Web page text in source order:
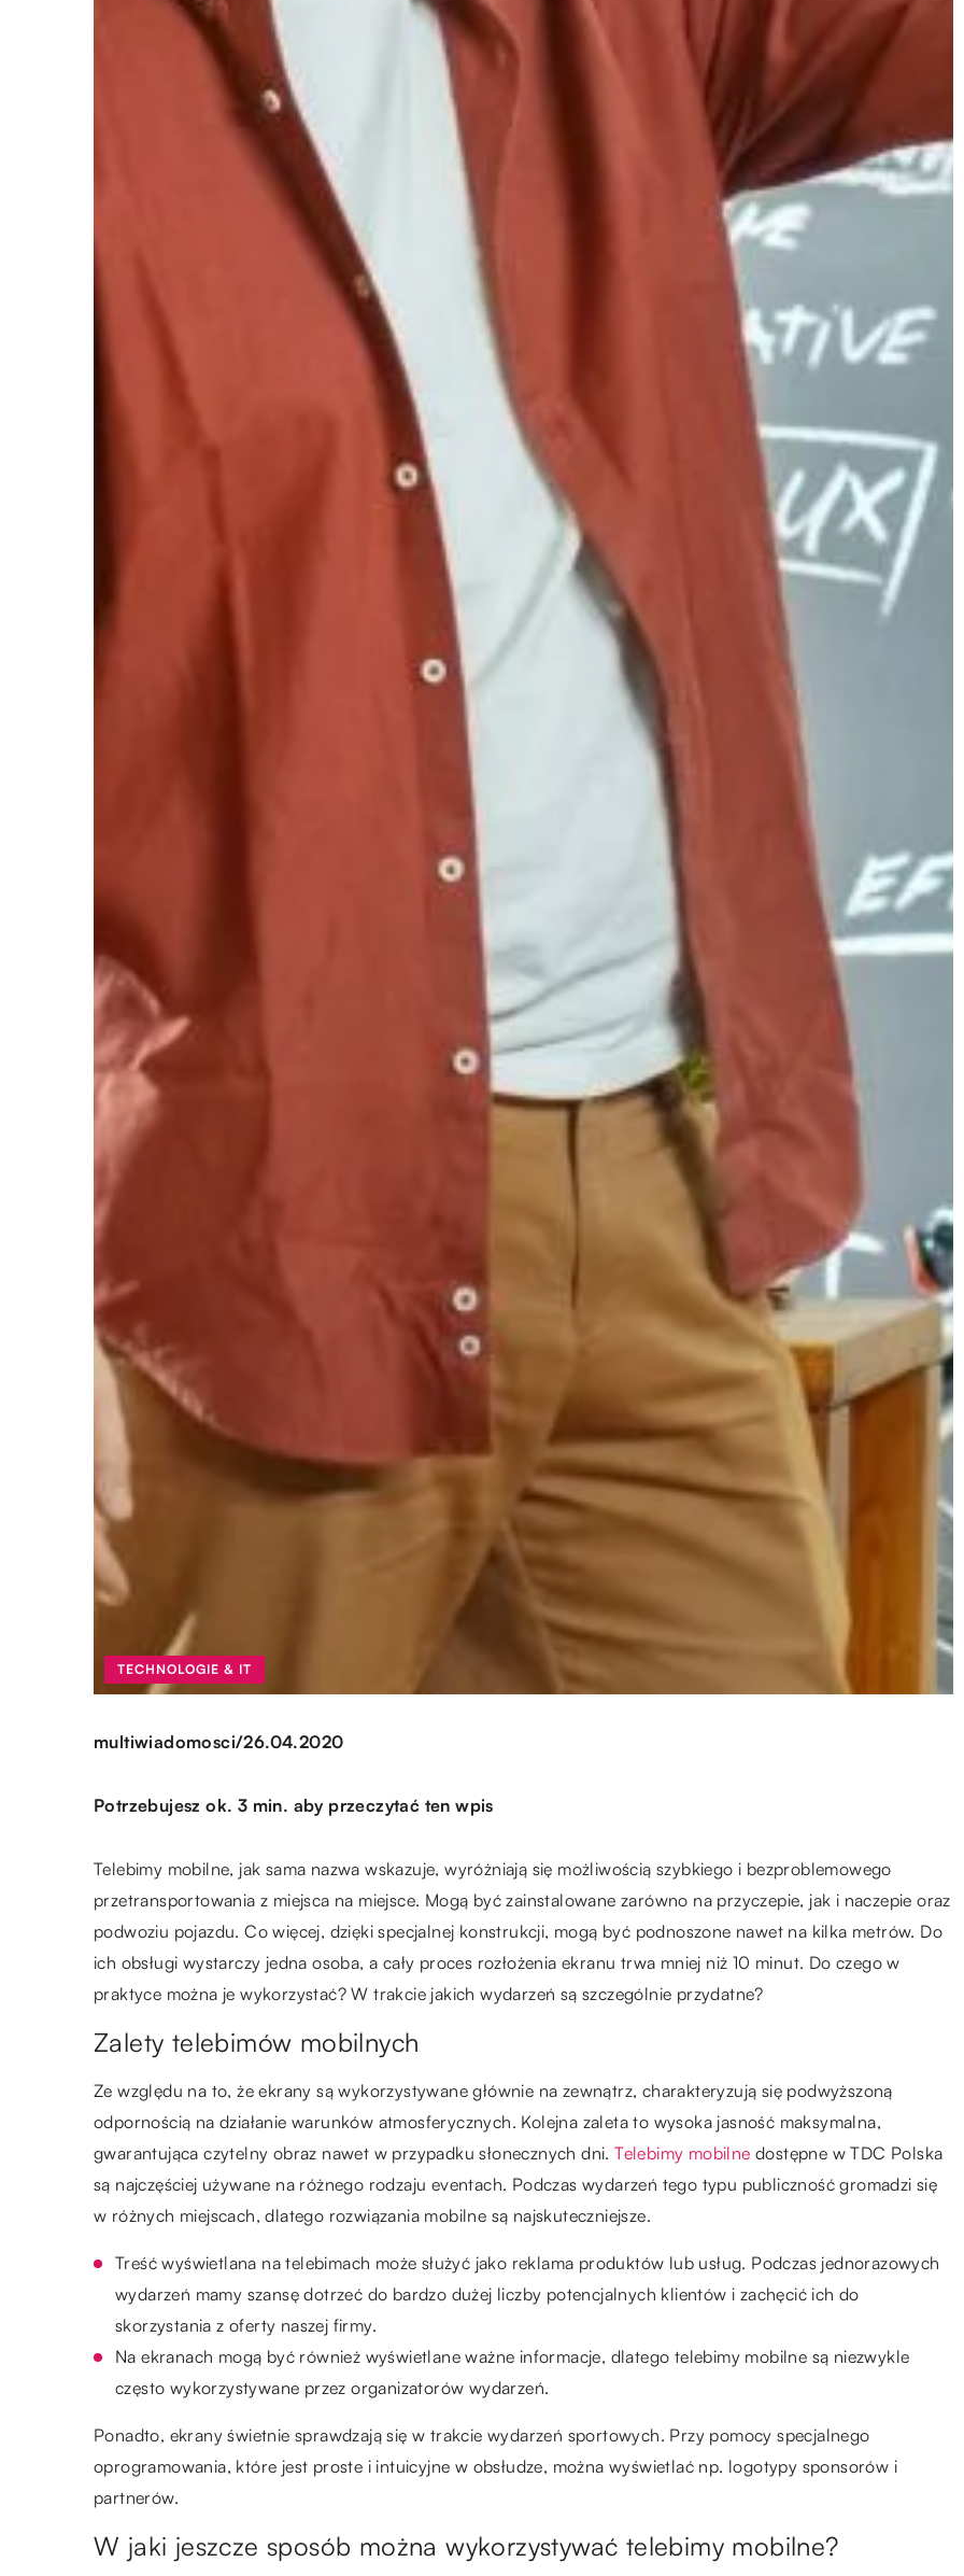
TECHNOLOGIE & IT
multiwiadomosci/26.04.2020
Potrzebujesz ok. 3 min. aby przeczytać ten wpis
Telebimy mobilne, jak sama nazwa wskazuje, wyróżniają się możliwością szybkiego i bezproblemowego
przetransportowania z miejsca na miejsce. Mogą być zainstalowane zarówno na przyczepie, jak i naczepie oraz
podwoziu pojazdu. Co więcej, dzięki specjalnej konstrukcji, mogą być podnoszone nawet na kilka metrów. Do
ich obsługi wystarczy jedna osoba, a cały proces rozłożenia ekranu trwa mniej niż 10 minut. Do czego w
praktyce można je wykorzystać? W trakcie jakich wydarzeń są szczególnie przydatne?
Zalety telebimów mobilnych
Ze względu na to, że ekrany są wykorzystywane głównie na zewnątrz, charakteryzują się podwyższoną
odpornością na działanie warunków atmosferycznych. Kolejna zaleta to wysoka jasność maksymalna,
gwarantująca czytelny obraz nawet w przypadku słonecznych dni.Telebimy mobilne dostępne w TDC Polska
są najczęściej używane na różnego rodzaju eventach. Podczas wydarzeń tego typu publiczność gromadzi się
w różnych miejscach, dlatego rozwiązania mobilne są najskuteczniejsze.
Treść wyświetlana na telebimach może służyć jako reklama produktów lub usług. Podczas jednorazowych
wydarzeń mamy szansę dotrzeć do bardzo dużej liczby potencjalnych klientów i zachęcić ich do
skorzystania z oferty naszej firmy.
Na ekranach mogą być również wyświetlane ważne informacje, dlatego telebimy mobilne są niezwykle
często wykorzystywane przez organizatorów wydarzeń.
Ponadto, ekrany świetnie sprawdzają się w trakcie wydarzeń sportowych. Przy pomocy specjalnego
oprogramowania, które jest proste i intuicyjne w obsłudze, można wyświetlać np. logotypy sponsorów i
partnerów.
W jaki jeszcze sposób można wykorzystywać telebimy mobilne?